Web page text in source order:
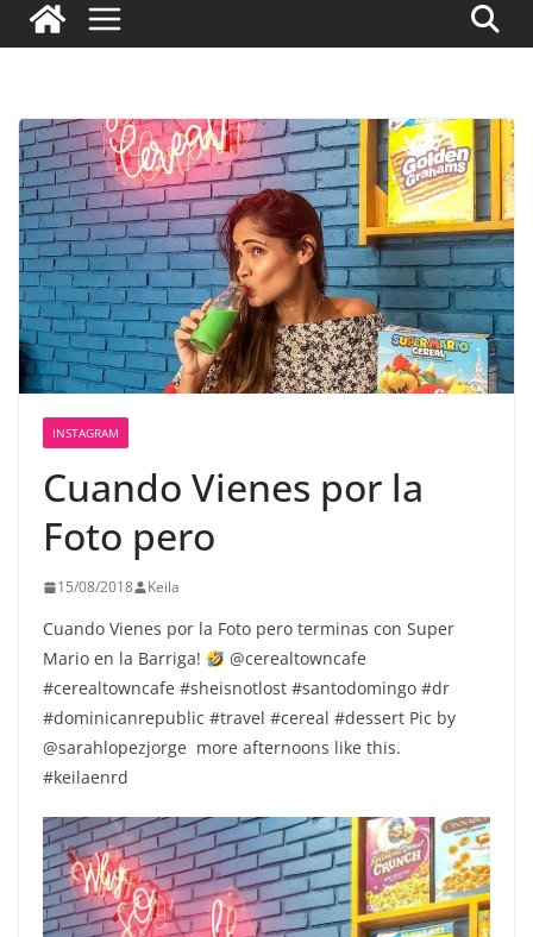
INSTAGRAM
Cuando Vienes por la
Foto pero
15/08/2018 Keila
Cuando Vienes por la Foto pero terminas con Super
Mario en la Barriga!
@cerealtowncafe
#cerealtowncafe #sheisnotlost #santodomingo #dr
#dominicanrepublic #travel #cereal #dessert Pic by
@sarahlopezjorge more afternoons like this.
#keilaenrd